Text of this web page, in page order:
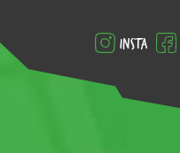
Insta